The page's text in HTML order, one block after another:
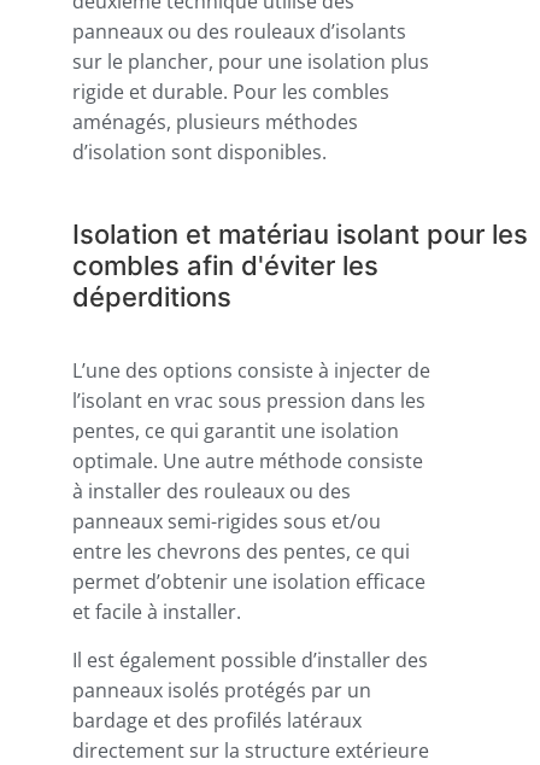
panneaux ou des rouleaux d’isolants
sur le plancher, pour une isolation plus
rigide et durable. Pour les combles
aménagés, plusieurs méthodes
d’isolation sont disponibles.
Isolation et matériau isolant pour les
combles afin d'éviter les
déperditions
L’une des options consiste à injecter de
l’isolant en vrac sous pression dans les
pentes, ce qui garantit une isolation
optimale. Une autre méthode consiste
à installer des rouleaux ou des
panneaux semi-rigides sous et/ou
entre les chevrons des pentes, ce qui
permet d’obtenir une isolation efficace
et facile à installer.
Il est également possible d’installer des
panneaux isolés protégés par un
bardage et des profilés latéraux
directement sur la structure extérieure